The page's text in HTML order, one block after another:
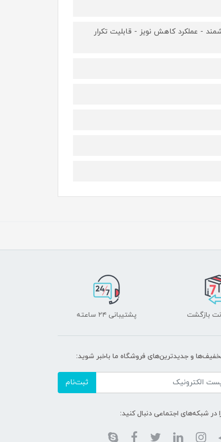
- عملکرد کاهش نویز - قابلیت تکرار
پشتیبانی ۲۴ ساعته
و جدیدترین‌های فروشگاه ما باخبر شوید:
ثبت‌نام
در شبکه‌های اجتماعی دنبال کنید: